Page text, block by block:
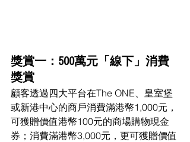
獎賞一：500萬元「線下」消費
獎賞
顧客透過四大平台在The ONE、皇室堡
或新港中心的商戶消費滿港幣1,000元，
可獲贈價值港幣100元的商場購物現金
券；消費滿港幣3,000元，更可獲贈價值